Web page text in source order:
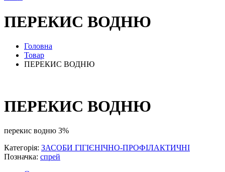
ПЕРЕКИС ВОДНЮ
Головна
Товар
ПЕРЕКИС ВОДНЮ
ПЕРЕКИС ВОДНЮ
перекис водню 3%
Категорія: ЗАСОБИ ГІГІЄНІЧНО-ПРОФІЛАКТИЧНІ
Позначка: спрей